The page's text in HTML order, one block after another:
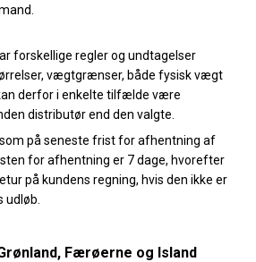
forskellige regler og undtagelser
vægtgrænser, både fysisk vægt
derfor i enkelte tilfælde være
distributør end den valgte.
på seneste frist for afhentning af
for afhentning er 7 dage, hvorefter
på kundens regning, hvis den ikke er
Færøerne og Island